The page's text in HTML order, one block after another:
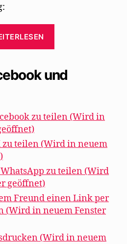
Feier
zum
Geburtstag
von
Mann
Salka
und
zu teilen (Wird in
zu teilen (Wird in neuem
zu teilen (Wird
geöffnet)
Freund einen Link per
(Wird in neuem Fenster
(Wird in neuem